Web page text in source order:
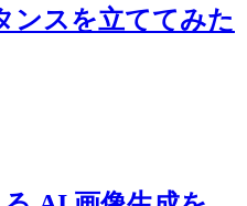
ンスを立ててみた